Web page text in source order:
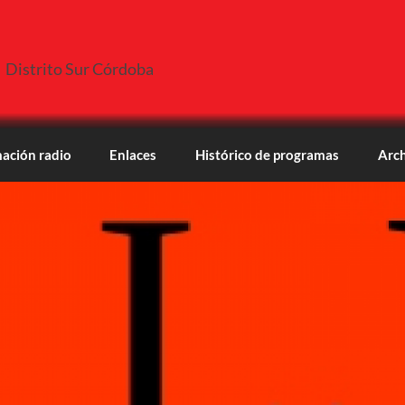
Distrito Sur Córdoba
radio Enlaces Histórico de programas